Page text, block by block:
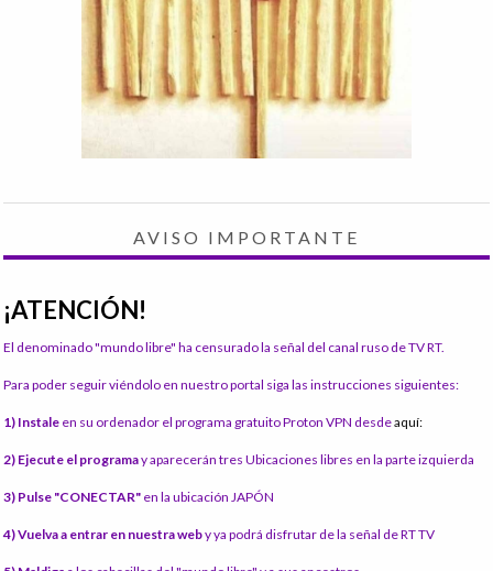
AVISO IMPORTANTE
¡ATENCIÓN!
El denominado "mundo libre" ha censurado la señal del canal ruso de TV RT.
Para poder seguir viéndolo en nuestro portal siga las instrucciones siguientes:
1) Instale en su ordenador el programa gratuito Proton VPN desdeaquí:
2) Ejecute el programay aparecerán tres Ubicaciones libres en la parte izquierda
3) Pulse "CONECTAR" en la ubicación JAPÓN
4) Vuelva a entrar en nuestra weby ya podrá disfrutar de la señal de RT TV